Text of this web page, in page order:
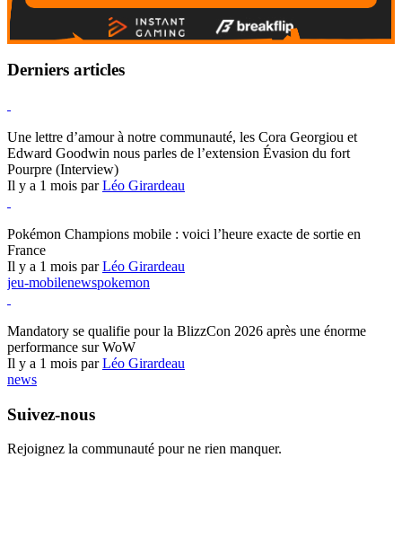
Derniers articles
Une lettre d’amour à notre communauté, les Cora Georgiou et
Edward Goodwin nous parles de l’extension Évasion du fort
Pourpre (Interview)
Il y a 1 mois parLéo Girardeau
Pokémon Champions mobile : voici l’heure exacte de sortie en
France
Il y a 1 mois parLéo Girardeau
jeu-mobilenewspokemon
Mandatory se qualifie pour la BlizzCon 2026 après une énorme
performance sur WoW
Il y a 1 mois parLéo Girardeau
news
Suivez-nous
Rejoignez la communauté pour ne rien manquer.